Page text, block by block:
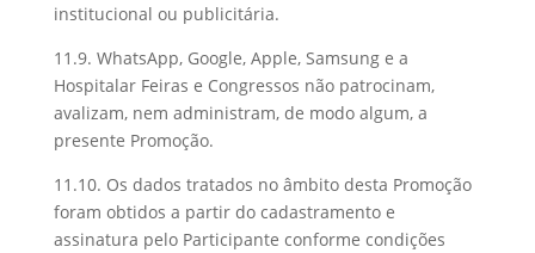
institucional ou publicitária.
11.9. WhatsApp, Google, Apple, Samsung e a
Hospitalar Feiras e Congressos não patrocinam,
avalizam, nem administram, de modo algum, a
presente Promoção.
11.10. Os dados tratados no âmbito desta Promoção
foram obtidos a partir do cadastramento e
assinatura pelo Participante conforme condições